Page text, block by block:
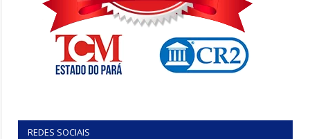
REDES SOCIAIS